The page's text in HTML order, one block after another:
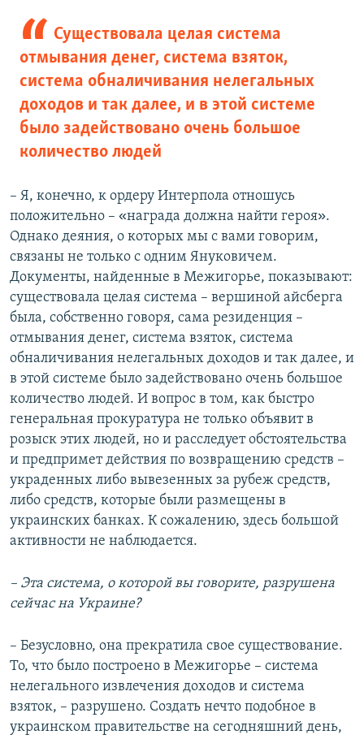
Существовала целая система
отмывания денег, система взяток,
система обналичивания нелегальных
доходов и так далее, и в этой системе
было задействовано очень большое
количество людей
– Я, конечно, к ордеру Интерпола отношусь
положительно – «награда должна найти героя».
Однако деяния, о которых мы с вами говорим,
связаны не только с одним Януковичем.
Документы, найденные в Межигорье, показывают:
существовала целая система – вершиной айсберга
была, собственно говоря, сама резиденция –
отмывания денег, система взяток, система
обналичивания нелегальных доходов и так далее, и
в этой системе было задействовано очень большое
количество людей. И вопрос в том, как быстро
генеральная прокуратура не только объявит в
розыск этих людей, но и расследует обстоятельства
и предпримет действия по возвращению средств –
украденных либо вывезенных за рубеж средств,
либо средств, которые были размещены в
украинских банках. К сожалению, здесь большой
активности не наблюдается.
– Эта система, о которой вы говорите, разрушена
сейчас на Украине?
– Безусловно, она прекратила свое существование.
То, что было построено в Межигорье – система
нелегального извлечения доходов и система
взяток, – разрушено. Создать нечто подобное в
украинском правительстве на сегодняшний день,